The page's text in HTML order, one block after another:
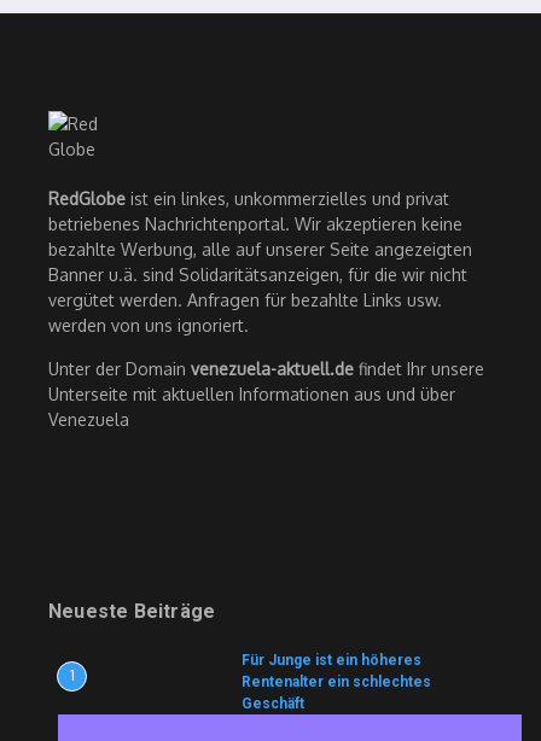
RedGlobe ist ein linkes, unkommerzielles und privat
betriebenes Nachrichtenportal. Wir akzeptieren keine
bezahlte Werbung, alle auf unserer Seite angezeigten
Banner u.ä. sind Solidaritätsanzeigen, für die wir nicht
vergütet werden. Anfragen für bezahlte Links usw.
werden von uns ignoriert.
Unter der Domain venezuela-aktuell.de findet Ihr unsere
Unterseite mit aktuellen Informationen aus und über
Venezuela
Neueste Beiträge
1
Für Junge ist ein höheres
Rentenalter ein schlechtes
Geschäft